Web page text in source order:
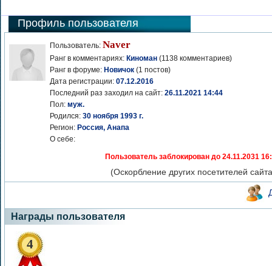
Профиль пользователя
Пользователь: Naver
Ранг в комментариях: Киноман (1138 комментариев)
Ранг в форуме: Новичок (1 постов)
Дата регистрации: 07.12.2016
Последний раз заходил на сайт: 26.11.2021 14:44
Пол: муж.
Родился: 30 ноября 1993 г.
Регион: Россия, Анапа
О себе:
Пользователь заблокирован до 24.11.2031
(Оскорбление других посетителей
Награды пользователя
4